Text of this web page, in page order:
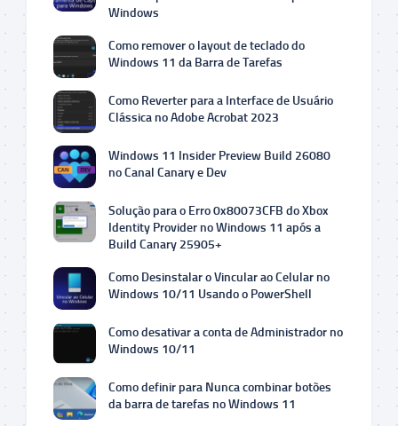
Windows
Como remover o layout de teclado do
Windows 11 da Barra de Tarefas
Como Reverter para a Interface de Usuário
Clássica no Adobe Acrobat 2023
Windows 11 Insider Preview Build 26080
no Canal Canary e Dev
Solução para o Erro 0x80073CFB do Xbox
Identity Provider no Windows 11 após a
Build Canary 25905+
Como Desinstalar o Vincular ao Celular no
Windows 10/11 Usando o PowerShell
Como desativar a conta de Administrador no
Windows 10/11
Como definir para Nunca combinar botões
da barra de tarefas no Windows 11